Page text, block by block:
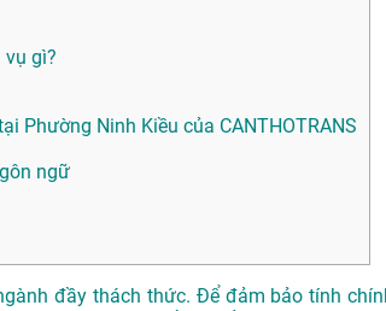
vụ gì?
Phường Ninh Kiều của CANTHOTRANS
ngữ
đầy thách thức. Để đảm bảo tính